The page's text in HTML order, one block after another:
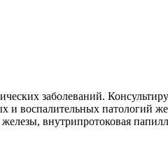
заболеваний.
и воспалительных патологий
внутрипротоковая